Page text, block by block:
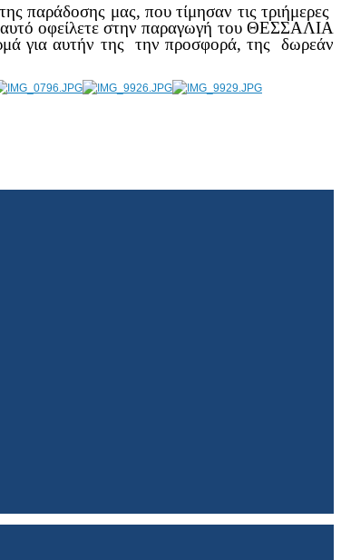
παράδοσης μας, που τίμησαν τις τριήμερες
αυτό οφείλετε στην παραγωγή του ΘΕΣΣΑΛΙΑ
για αυτήν της την προσφορά, της δωρεάν